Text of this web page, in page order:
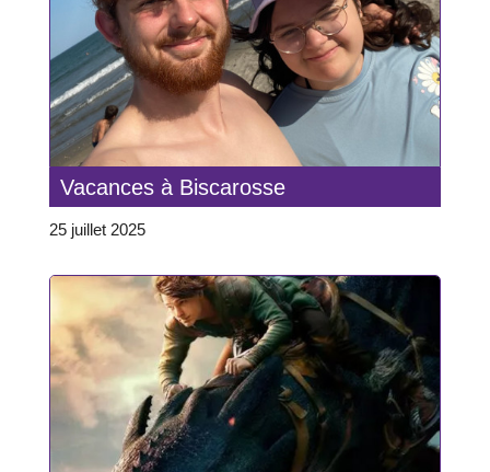
Vacances à Biscarosse
25 juillet 2025